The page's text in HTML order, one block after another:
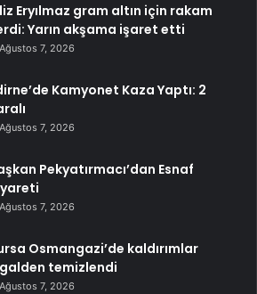
Eryılmaz gram altın için rakam
Yarın akşama işaret etti
Ağustos 7, 2026
Kamyonet Kaza Yaptı: 2
Ağustos 7, 2026
Pekyatırmacı’dan Esnaf
Ağustos 7, 2026
Osmangazi’de kaldırımlar
temizlendi
Ağustos 7, 2026